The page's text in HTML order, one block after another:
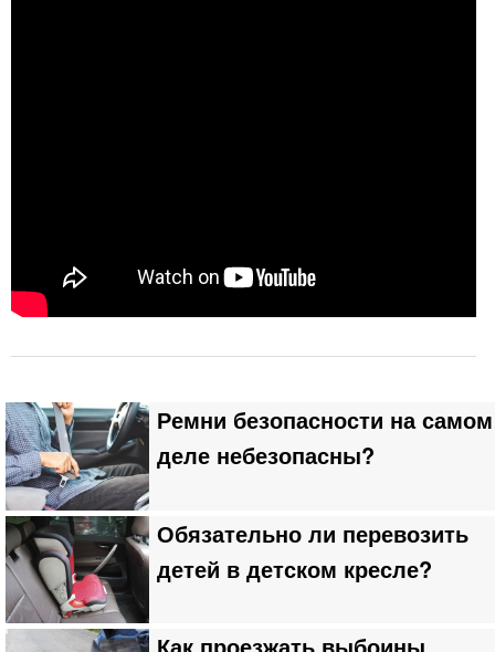
Ремни безопасности на самом
деле небезопасны?
Обязательно ли перевозить
детей в детском кресле?